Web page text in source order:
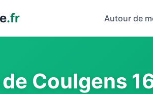
.fr Autour de
Coulgens